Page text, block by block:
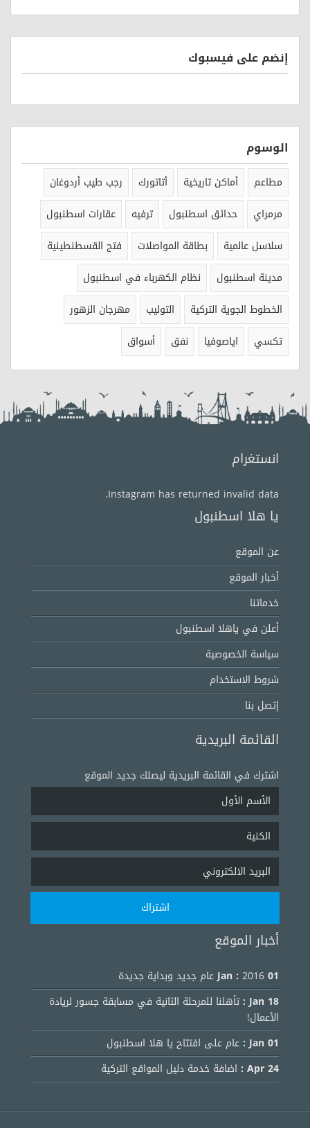
إنضم على فيسبوك
الوسوم
مطاعم أماكن تاريخية أتاتورك
رجب طيب أردوغان
مرمراي
حدائق اسطنبول ترفيه
عقارات اسطنبول
سلاسل عالمية
بطاقة المواصلات
فتح القسطنطينية
مدينة اسطنبول
نظام الكهرباء في اسطنبول
الخطوط الجوية التركية
التوليب
مهرجان الزهور
تكسي
اياصوفيا نفق أسواق
انستغرام
Instagram has returned invalid data.
يا هلا اسطنبول
عن الموقع
أخبار الموقع
خدماتنا
أعلن في ياهلا اسطنبول
سياسة الخصوصية
شروط الاستخدام
إتصل بنا
القائمة البريدية
اشترك في القائمة البريدية ليصلك جديد الموقع
أخبار الموقع
01 Jan :2016 عام جديد وبداية جديدة
18 Jan :
تأهلنا للمرحلة الثانية في مسابقة جسور لريادة
الأعمال!
01 Jan :
عام على افتتاح يا هلا اسطنبول
24 Apr :
اضافة خدمة دليل المواقع التركية